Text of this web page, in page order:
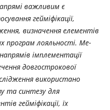
важливим є
гейміфікації,
визначення елементів
програм лояльності. Ме­
імпле­мен­тації
довгострокової
використано
та синтезу для
гейміфікації, їх